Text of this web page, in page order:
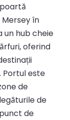
în
un hub cheie
oferind
Portul este
de
de
de